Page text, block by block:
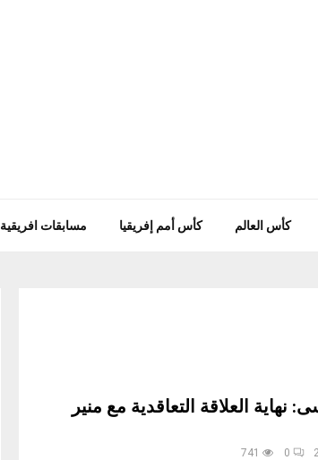
كأس العالم كأس أمم إفريقيا مسابقات افريقية
العلاقة التعاقدية مع منير
0
741